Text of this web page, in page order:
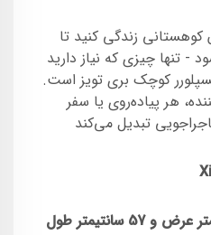
کوهستانی زندگی کنید تا
- تنها چیزی که نیاز دارید
کوچک بری تویز است.
هر پیاده‌روی یا سفر
تبدیل می‌کند